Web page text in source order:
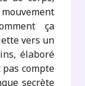
ça
vers un
élaboré
compte
secrète